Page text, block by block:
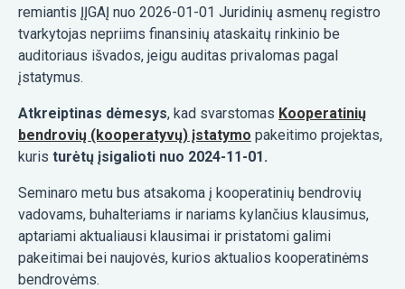
remiantis ĮĮGAĮ nuo 2026-01-01 Juridinių asmenų registro
tvarkytojas nepriims finansinių ataskaitų rinkinio be
auditoriaus išvados, jeigu auditas privalomas pagal
įstatymus.
Atkreiptinas dėmesys, kad svarstomas Kooperatinių
bendrovių (kooperatyvų) įstatymo pakeitimo projektas,
kuris turėtų įsigalioti nuo 2024-11-01.
Seminaro metu bus atsakoma į kooperatinių bendrovių
vadovams, buhalteriams ir nariams kylančius klausimus,
aptariami aktualiausi klausimai ir pristatomi galimi
pakeitimai bei naujovės, kurios aktualios kooperatinėms
bendrovėms.